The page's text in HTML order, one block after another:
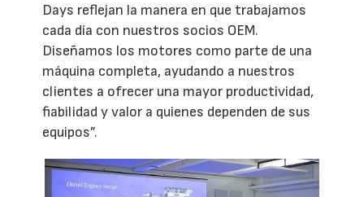
Days reflejan la manera en que trabajamos
cada día con nuestros socios OEM.
Diseñamos los motores como parte de una
máquina completa, ayudando a nuestros
clientes a ofrecer una mayor productividad,
fiabilidad y valor a quienes dependen de sus
equipos”.